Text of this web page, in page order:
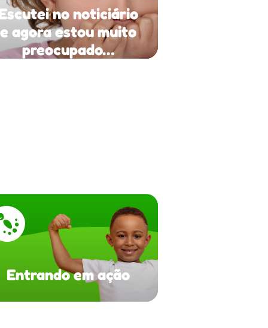
no noticiário
e agora estou muito
preocupado…
Entrando em ação